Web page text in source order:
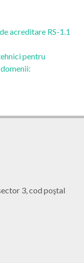
acreditare RS-1.1
pentru
3, cod poştal